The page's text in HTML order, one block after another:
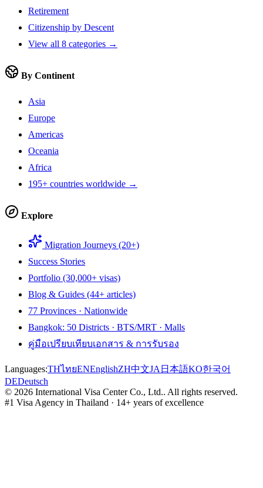
Retirement
Citizenship by Descent
View all 8 categories →
By Continent
Asia
Europe
Americas
Oceania
Africa
195+ countries worldwide →
Explore
Migration Journeys (20+)
Success Stories
Portfolio (30,000+ visas)
Blog & Guides (44+ articles)
77 Provinces · Nationwide
Bangkok: 50 Districts · BTS/MRT · Malls
คู่มือเปรียบเทียบเอกสาร & การรับรอง
Languages:THไทยENEnglishZH中文JA 日本語KO한국어
DEDeutsch
© 2026 International Visa Center Co., Ltd.. All rights reserved.
#1 Visa Agency in Thailand · 14+ years of excellence